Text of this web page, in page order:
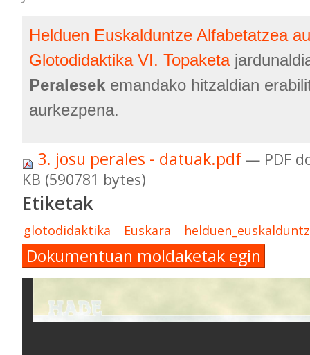
Helduen Euskalduntze Alfabetatzea
Glotodidaktika VI. Topaketa
Peralesek emandako hitzaldian
aurkezpena.
3. josu perales - datuak.pdf — PDF
KB (590781 bytes)
Etiketak
glotodidaktika Euskara
Dokumentuan moldaketak egin